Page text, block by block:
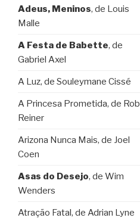
Adeus, Meninos, de Louis
Malle
A Festa de Babette, de
Gabriel Axel
A Luz, de Souleymane Cissé
A Princesa Prometida, de Rob
Reiner
Arizona Nunca Mais, de Joel
Coen
Asas do Desejo, de Wim
Wenders
Atração Fatal, de Adrian Lyne